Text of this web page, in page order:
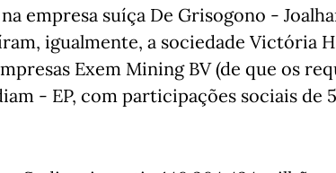
empresa suíça De Grisogono -
igualmente, a sociedade Victória
Exem Mining BV (de que os
- EP, com participações sociais de